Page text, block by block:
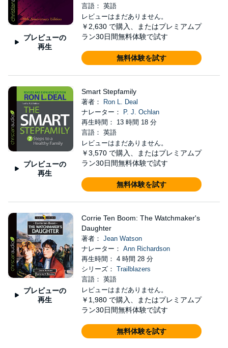
プレビューの
再生
言語： 英語
レビューはまだありません。
￥2,630 で購入、またはプレミアムプ
ラン30日間無料体験で試す
無料体験を試す
プレビューの
再生
Smart Stepfamily
著者：
Ron L. Deal
ナレーター：
P. J. Ochlan
再生時間： 13 時間 18 分
言語： 英語
レビューはまだありません。
￥3,570 で購入、またはプレミアムプ
ラン30日間無料体験で試す
無料体験を試す
プレビューの
再生
Corrie Ten Boom: The Watchmaker's
Daughter
著者： Jean Watson
ナレーター： Ann Richardson
再生時間： 4 時間 28 分
シリーズ： Trailblazers
言語： 英語
レビューはまだありません。
￥1,980 で購入、またはプレミアムプ
ラン30日間無料体験で試す
無料体験を試す